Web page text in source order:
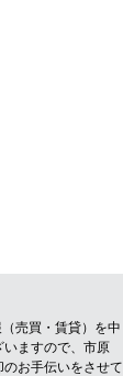
売買・賃貸）を中
ますので、市原
お手伝いをさせて